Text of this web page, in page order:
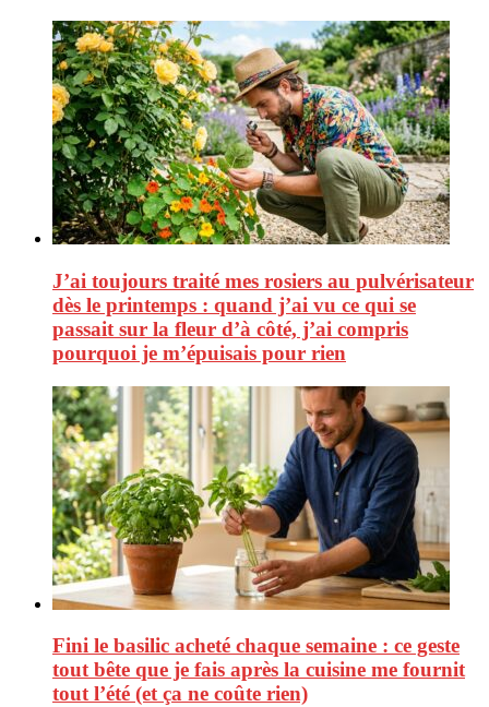
J’ai toujours traité mes rosiers au pulvérisateur
dès le printemps : quand j’ai vu ce qui se
passait sur la fleur d’à côté, j’ai compris
pourquoi je m’épuisais pour rien
Fini le basilic acheté chaque semaine : ce geste
tout bête que je fais après la cuisine me fournit
tout l’été (et ça ne coûte rien)